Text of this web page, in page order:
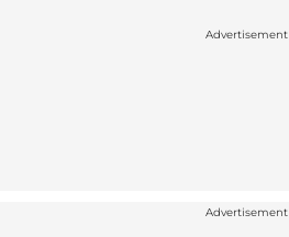
Advertisement
Advertisement